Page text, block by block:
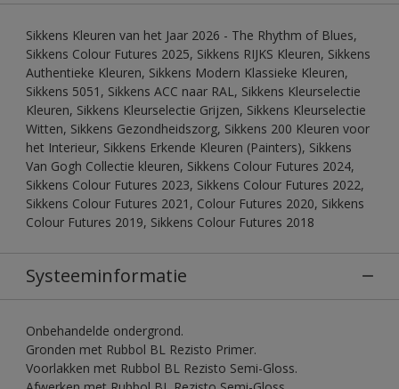
Sikkens Kleuren van het Jaar 2026 - The Rhythm of Blues,
Sikkens Colour Futures 2025, Sikkens RIJKS Kleuren, Sikkens
Authentieke Kleuren, Sikkens Modern Klassieke Kleuren,
Sikkens 5051, Sikkens ACC naar RAL, Sikkens Kleurselectie
Kleuren, Sikkens Kleurselectie Grijzen, Sikkens Kleurselectie
Witten, Sikkens Gezondheidszorg, Sikkens 200 Kleuren voor
het Interieur, Sikkens Erkende Kleuren (Painters), Sikkens
Van Gogh Collectie kleuren, Sikkens Colour Futures 2024,
Sikkens Colour Futures 2023, Sikkens Colour Futures 2022,
Sikkens Colour Futures 2021, Colour Futures 2020, Sikkens
Colour Futures 2019, Sikkens Colour Futures 2018
Systeeminformatie
Onbehandelde ondergrond.
Gronden met Rubbol BL Rezisto Primer.
Voorlakken met Rubbol BL Rezisto Semi-Gloss.